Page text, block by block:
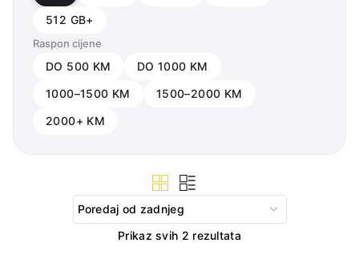
512 GB+
Raspon cijene
DO 500 KM
DO 1000 KM
1000–1500 KM
1500–2000 KM
2000+ KM
Prikaz svih 2 rezultataSorted